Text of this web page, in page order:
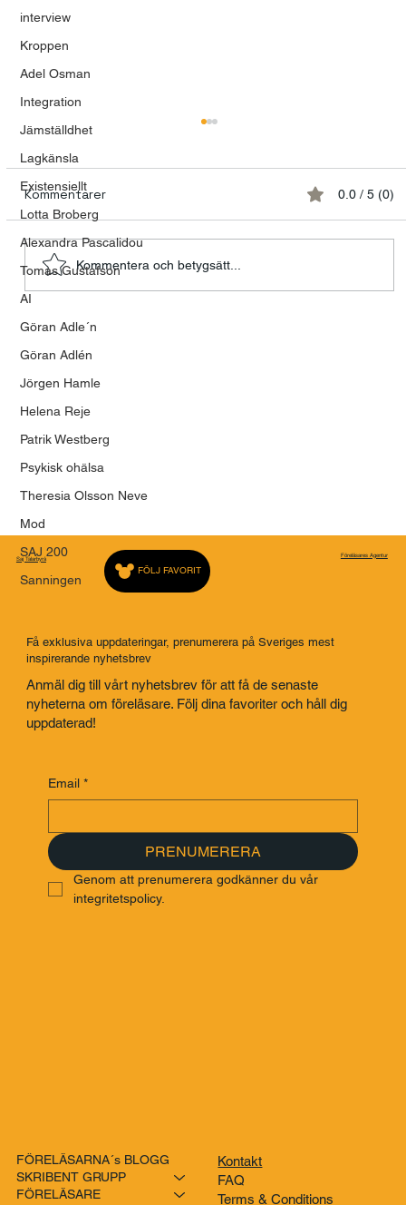
interview
Kroppen
Adel Osman
Integration
Jämställdhet
Lagkänsla
Existensiellt
Lotta Broberg
Alexandra Pascalidou
Tomas Gustafson
AI
Göran Adle´n
Göran Adlén
Jörgen Hamle
Helena Reje
Patrik Westberg
Psykisk ohälsa
Theresia Olsson Neve
Mod
SAJ 200
Sanningen
Talande kvinnor och tystnadens
tyranni
Kommentarer 0.0 / 5 (0)
Kommentera och betygsätt...
Saj Talarbyrå Föreläsares Agentur
FÖLJ FAVORIT
Få exklusiva uppdateringar, prenumerera på Sveriges mest
inspirerande nyhetsbrev
Anmäl dig till vårt nyhetsbrev för att få de senaste
nyheterna om föreläsare. Följ dina favoriter och håll dig
uppdaterad!
Email *
PRENUMERERA
Genom att prenumerera godkänner du vår
integritetspolicy.
FÖRELÄSARNA´s BLOGG
SKRIBENT GRUPP
FÖRELÄSARE
Kontakt
FAQ
Terms & Conditions